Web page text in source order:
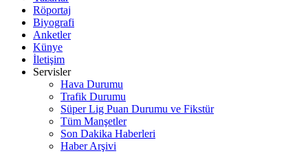
Röportaj
Biyografi
Anketler
Künye
İletişim
Servisler
Hava Durumu
Trafik Durumu
Süper Lig Puan Durumu ve Fikstür
Tüm Manşetler
Son Dakika Haberleri
Haber Arşivi